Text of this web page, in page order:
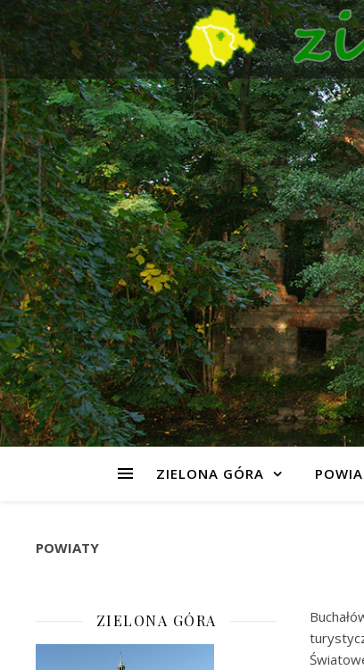
ZIELONA GÓRA
POWIATY
ZIELONA GÓRA